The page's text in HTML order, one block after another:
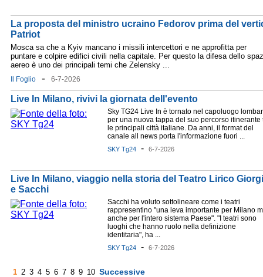
La proposta del ministro ucraino Fedorov prima del
Patriot
Mosca sa che a Kyiv mancano i missili intercettori e ne approfitta per
puntare e colpire edifici civili nella capitale. Per questo la difesa dello
aereo è uno dei principali temi che Zelensky ...
Il Foglio - 6-7-2026
Live In Milano, rivivi la giornata dell'evento
Sky TG24 Live In è tornato nel capoluogo
per una nuova tappa del suo percorso itinerante
le principali città italiane. Da anni, il format del
canale all news porta l'informazione fuori ...
SKY Tg24 - 6-7-2026
Live In Milano, viaggio nella storia del Teatro Lirico
e Sacchi
Sacchi ha voluto sottolineare come i teatri
rappresentino "una leva importante per Milano
anche per l'intero sistema Paese". "I teatri sono
luoghi che hanno ruolo nella definizione
identitaria", ha ...
SKY Tg24 - 6-7-2026
1 2 3 4 5 6 7 8 9 10 Successive